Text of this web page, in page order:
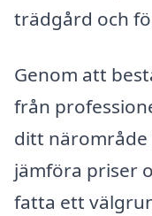
trädgård och
Genom att
från
ditt
jämföra priser
fatta ett